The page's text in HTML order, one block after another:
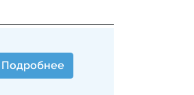
Подробнее